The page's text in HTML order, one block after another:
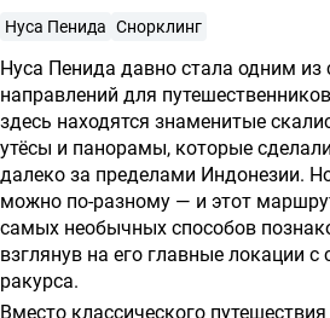
о
услуг
Нуса Пенида Снорклинг
Нуса Пенида давно стала одним
направлений для
здесь находятся знаменитые
утёсы и панорамы, которые
далеко за пределами Индонезии.
можно по-разному — и этот
самых необычных способов
взглянув на его главные локации с
ракурса.
Вместо классического